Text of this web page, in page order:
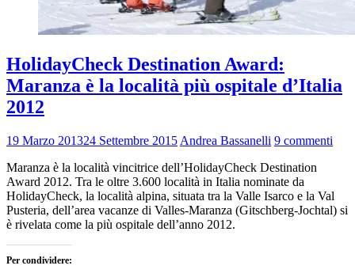
HolidayCheck Destination Award:
Maranza è la località più ospitale d’Italia
2012
19 Marzo 201324 Settembre 2015 Andrea Bassanelli 9 commenti
Maranza è la località vincitrice dell’HolidayCheck Destination
Award 2012. Tra le oltre 3.600 località in Italia nominate da
HolidayCheck, la località alpina, situata tra la Valle Isarco e la Val
Pusteria, dell’area vacanze di Valles-Maranza (Gitschberg-Jochtal) si
è rivelata come la più ospitale dell’anno 2012.
Per condividere: